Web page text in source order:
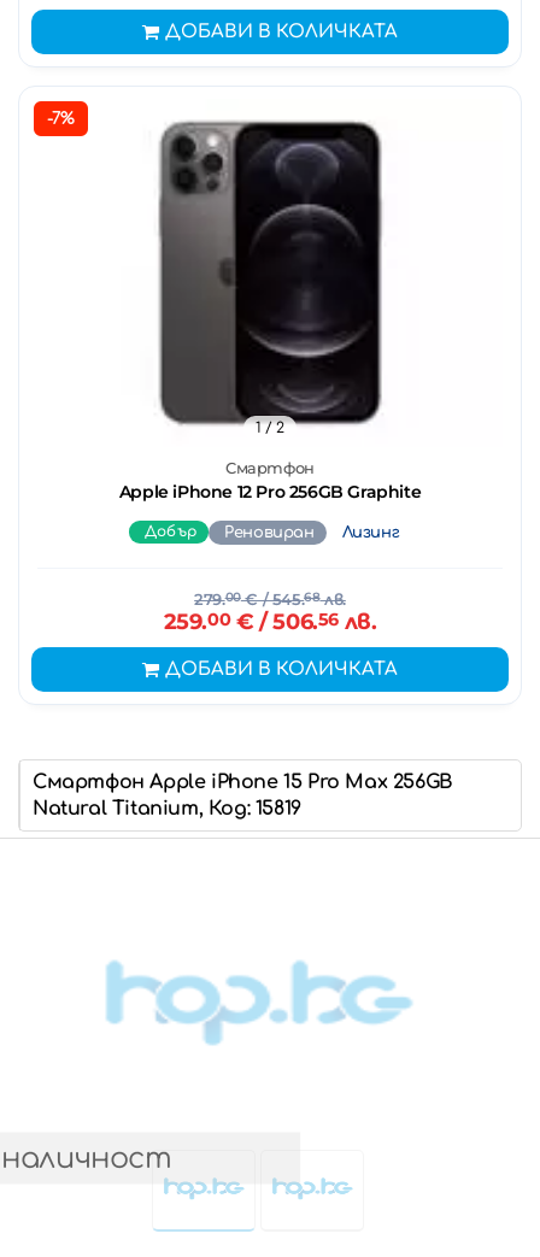
ДОБАВИ В КОЛИЧКАТА
-7%
Смартфон
Apple iPhone 12 Pro 256GB Graphite
1/ 2
Добър Реновиран Лизинг
279.00€/ 545.68лв.
259.00€ / 506.56лв.
ДОБАВИ В КОЛИЧКАТА
Смартфон Apple iPhone 15 Pro Max 256GB
Natural Titanium, Код: 15819